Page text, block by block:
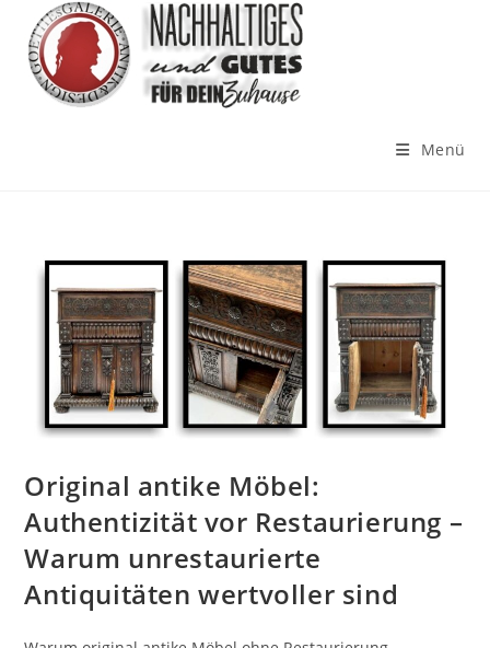
Menü
Original antike Möbel:
Authentizität vor Restaurierung –
Warum unrestaurierte
Antiquitäten wertvoller sind